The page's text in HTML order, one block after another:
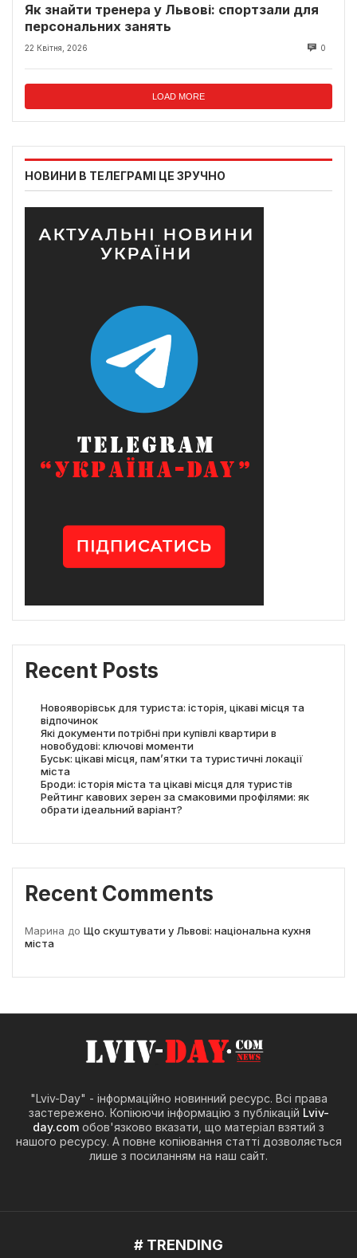
Як знайти тренера у Львові: спортзали для
персональних занять
22 Квітня, 2026 0
LOAD MORE
НОВИНИ В ТЕЛЕГРАМІ ЦЕ ЗРУЧНО
Recent Posts
Новояворівськ для туриста: історія, цікаві місця та
відпочинок
Які документи потрібні при купівлі квартири в
новобудові: ключові моменти
Буськ: цікаві місця, пам’ятки та туристичні локації
міста
Броди: історія міста та цікаві місця для туристів
Рейтинг кавових зерен за смаковими профілями: як
обрати ідеальний варіант?
Recent Comments
Марина до Що скуштувати у Львові: національна кухня
міста
"Lviv-Day" - інформаційно новинний ресурс. Всі права
застережено. Копіюючи інформацію з публікацій Lviv-
day.com обов'язково вказати, що матеріал взятий з
нашого ресурсу. А повне копіювання статті дозволяється
лише з посиланням на наш сайт.
# TRENDING